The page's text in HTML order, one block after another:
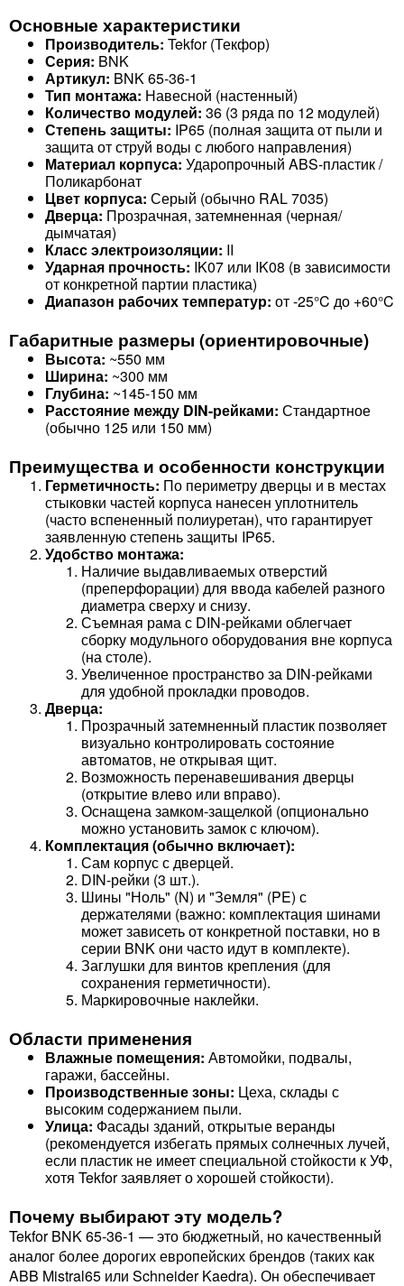
Основные характеристики
Производитель: Tekfor (Текфор)
Серия: BNK
Артикул: BNK 65-36-1
Тип монтажа: Навесной (настенный)
Количество модулей: 36 (3 ряда по 12 модулей)
Степень защиты: IP65 (полная защита от пыли и
защита от струй воды с любого направления)
Материал корпуса: Ударопрочный ABS-пластик /
Поликарбонат
Цвет корпуса: Серый (обычно RAL 7035)
Дверца: Прозрачная, затемненная (черная/
дымчатая)
Класс электроизоляции: II
Ударная прочность: IK07 или IK08 (в зависимости
от конкретной партии пластика)
Диапазон рабочих температур: от -25°C до +60°C
Габаритные размеры (ориентировочные)
Высота: ~550 мм
Ширина: ~300 мм
Глубина: ~145-150 мм
Расстояние между DIN-рейками: Стандартное
(обычно 125 или 150 мм)
Преимущества и особенности конструкции
Герметичность: По периметру дверцы и в местах
стыковки частей корпуса нанесен уплотнитель
(часто вспененный полиуретан), что гарантирует
заявленную степень защиты IP65.
Удобство монтажа:
Наличие выдавливаемых отверстий
(преперфорации) для ввода кабелей разного
диаметра сверху и снизу.
Съемная рама с DIN-рейками облегчает
сборку модульного оборудования вне корпуса
(на столе).
Увеличенное пространство за DIN-рейками
для удобной прокладки проводов.
Дверца:
Прозрачный затемненный пластик позволяет
визуально контролировать состояние
автоматов, не открывая щит.
Возможность перенавешивания дверцы
(открытие влево или вправо).
Оснащена замком-защелкой (опционально
можно установить замок с ключом).
Комплектация (обычно включает):
Сам корпус с дверцей.
DIN-рейки (3 шт.).
Шины "Ноль" (N) и "Земля" (PE) с
держателями (важно: комплектация шинами
может зависеть от конкретной поставки, но в
серии BNK они часто идут в комплекте).
Заглушки для винтов крепления (для
сохранения герметичности).
Маркировочные наклейки.
Области применения
Влажные помещения: Автомойки, подвалы,
гаражи, бассейны.
Производственные зоны: Цеха, склады с
высоким содержанием пыли.
Улица: Фасады зданий, открытые веранды
(рекомендуется избегать прямых солнечных лучей,
если пластик не имеет специальной стойкости к УФ,
хотя Tekfor заявляет о хорошей стойкости).
Почему выбирают эту модель?
Tekfor BNK 65-36-1 — это бюджетный, но качественный
аналог более дорогих европейских брендов (таких как
ABB Mistral65 или Schneider Kaedra). Он обеспечивает